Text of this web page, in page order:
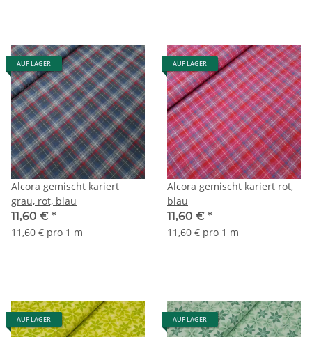
AUF LAGER
Alcora gemischt kariert
grau, rot, blau
11,60 € *
11,60 € pro 1 m
AUF LAGER
Alcora gemischt kariert rot,
blau
11,60 € *
11,60 € pro 1 m
AUF LAGER AUF LAGER